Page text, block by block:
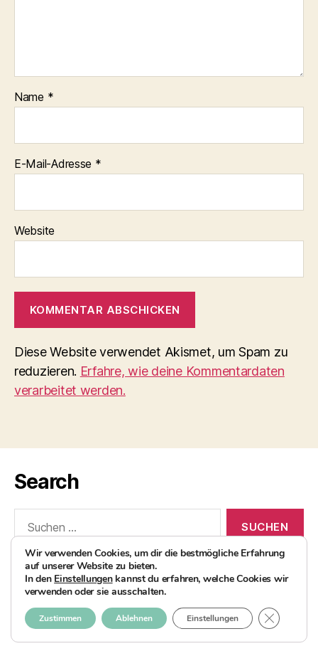
Name *
E-Mail-Adresse *
Website
Diese Website verwendet Akismet, um Spam zu
reduzieren. Erfahre, wie deine Kommentardaten
verarbeitet werden.
Search
nach:
© 2026AvocadoBanane Foodblog
Impressum
Wir verwenden Cookies, um dir die bestmögliche Erfahrung
auf unserer Website zu bieten.
In den Einstellungenkannst du erfahren, welche Cookies wir
verwenden oder sie ausschalten.
Zustimmen Ablehnen Einstellungen GDPR